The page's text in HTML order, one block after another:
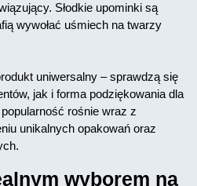
Słodkie upominki są
wywołać uśmiech na twarzy
uniwersalny – sprawdzą się
jak i forma podziękowania dla
rośnie wraz z
unikalnych opakowań oraz
wyborem na